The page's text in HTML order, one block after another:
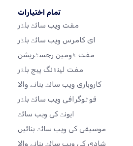
تمام اختیارات
مفت ویب سائٹ بلڈر
ای کامرس ویب سائٹ بلڈر
مفت ڈومین رجسٹریشن
مفت لینڈنگ پیج بلڈر
کاروباری ویب سائٹ بنانے والا
فوٹوگرافی ویب سائٹ بلڈر
ایونٹ کی ویب سائٹ
موسیقی کی ویب سائٹ بنائیں
شادی کی ویب سائٹ بنانے والا